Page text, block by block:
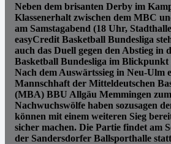
Neben dem brisanten Derby im
Klassenerhalt zwischen dem MBC
am Samstagabend (18 Uhr,
easyCredit Basketball Bundesliga
auch das Duell gegen den Abstieg in
Basketball Bundesliga im Blickpunkt
Nach dem Auswärtssieg in Neu-Ulm
Mannschhaft der Mitteldeutschen
(MBA) BBU Allgäu Memmingen
Nachwuchswölfe haben sozusagen
können mit einem weiteren Sieg
sicher machen. Die Partie findet am
der Sandersdorfer Ballsporthalle